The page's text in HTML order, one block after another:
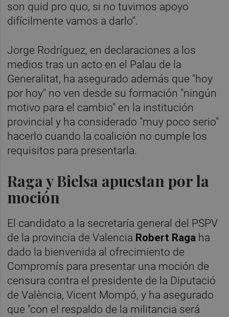
son quid pro quo, si no tuvimos apoyo
difícilmente vamos a darlo".
Jorge Rodríguez, en declaraciones a los
medios tras un acto en el Palau de la
Generalitat, ha asegurado además que "hoy
por hoy" no ven desde su formación "ningún
motivo para el cambio" en la institución
provincial y ha considerado "muy poco serio"
hacerlo cuando la coalición no cumple los
requisitos para presentarla.
Raga y Bielsa apuestan por la
moción
El candidato a la secretaría general del PSPV
de la provincia de Valencia Robert Raga ha
dado la bienvenida al ofrecimiento de
Compromís para presentar una moción de
censura contra el presidente de la Diputació
de València, Vicent Mompó, y ha asegurado
que "con el respaldo de la militancia será